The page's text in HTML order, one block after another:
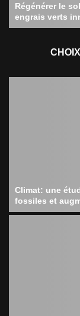
Régénérer le
engrais verts
Climat: une
fossiles et